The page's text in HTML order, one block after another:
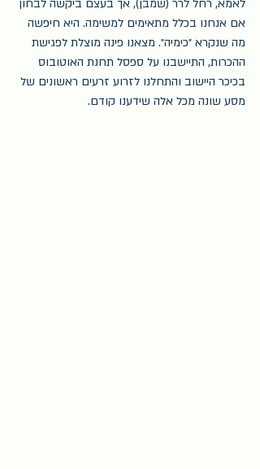
לאמא, רחל לרר (שמבן), אך בעצם ביקשה לבחון
אם אנחנו בכלל מתאימים למשימה. היא חיפשה
מה שנקרא ״כימיה״. מצאנו פינה מוצלת לפגישת
ההכרות, התיישבנו על ספסל תחנת האוטובוס
בכיכר היישוב והתחלנו לזרוע זרעים ראשונים של
מסע שונה מכל אלה שידענו קודם.